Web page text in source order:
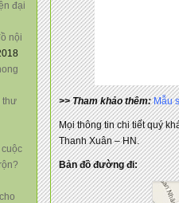
đại
nội
thư
>> Tham khảo thêm: Mẫu
Mọi thông tin chi tiết quý
Thanh Xuân – HN.
Bản đồ đường đi: